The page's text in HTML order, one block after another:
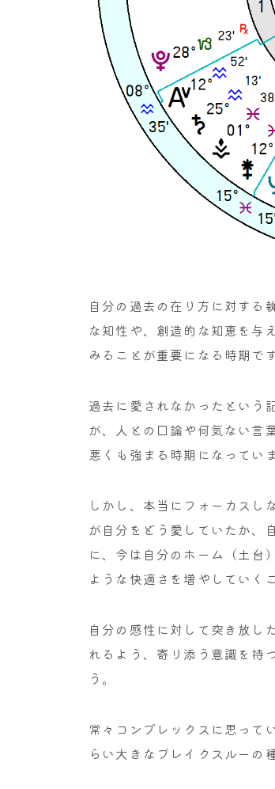
自分の過去の在り方に対する
な知性や、創造的な知恵を与
みることが重要になる時期です
過去に愛されなかったという
が、人との口論や何気ない言
悪くも強まる時期になっていま
しかし、本当にフォーカスし
が自分をどう愛していたか、
に、今は自分のホーム（土台
ような快適さを増やしていく
自分の感性に対して突き放し
れるよう、寄り添う意識を持
う。
常々コンプレックスに思って
らい大きなブレイクスルーの